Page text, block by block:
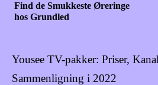
Find de Smukkeste Øreringe
hos Grundled
Yousee TV-pakker: Priser,
Sammenligning i 2022